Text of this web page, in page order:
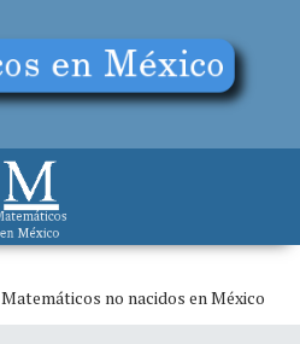
Matemáticos no nacidos en México